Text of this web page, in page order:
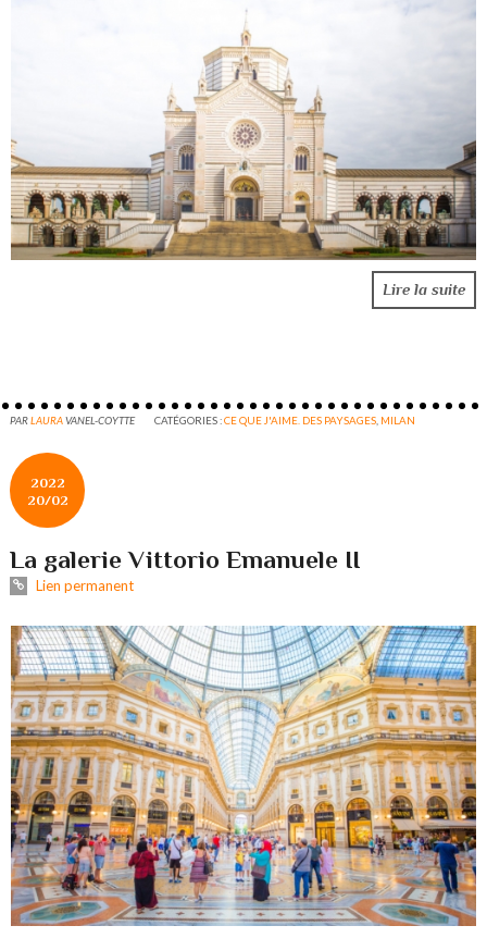
Lire la suite
PARLAURAVANEL-COYTTE CATÉGORIES :CE QUE J'AIME. DES PAYSAGES MILAN
2022
20/02
La galerie Vittorio Emanuele II
Lien permanent